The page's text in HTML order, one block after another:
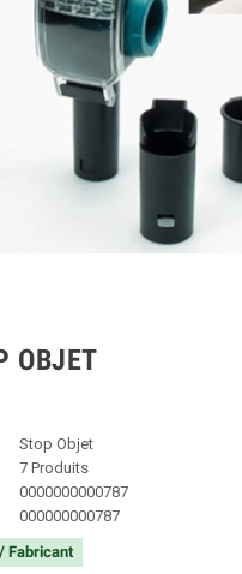
OBJET
Stop Objet
7 Produits
0000000000787
000000000787
Fabricant